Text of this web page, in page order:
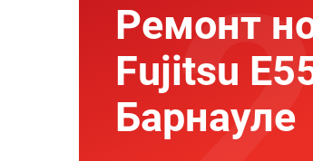
Ремонт
Fujitsu
Барнауле